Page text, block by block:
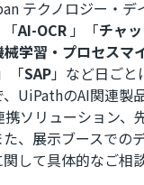
テクノロジー・デ
「AI-OCR 」「チャ
械学習・プロセスマ
「SAP」など日ごと
UiPathのAI関連製
ソリューション、
、展示ブースでの
して具体的なご相